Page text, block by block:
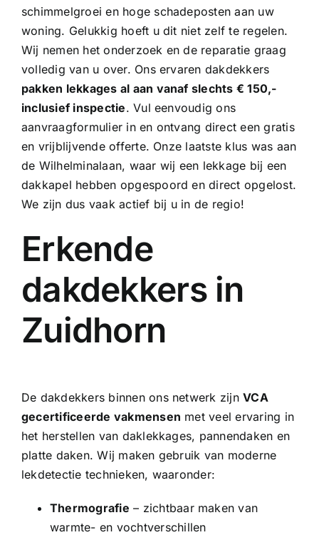
schimmelgroei en hoge schadeposten aan uw
woning. Gelukkig hoeft u dit niet zelf te regelen.
Wij nemen het onderzoek en de reparatie graag
volledig van u over. Ons ervaren dakdekkers
pakken lekkages al aan vanaf slechts € 150,-
inclusief inspectie. Vul eenvoudig ons
aanvraagformulier in en ontvang direct een gratis
en vrijblijvende offerte. Onze laatste klus was aan
de Wilhelminalaan, waar wij een lekkage bij een
dakkapel hebben opgespoord en direct opgelost.
We zijn dus vaak actief bij u in de regio!
Erkende
dakdekkers in
Zuidhorn
De dakdekkers binnen ons netwerk zijnVCA
gecertificeerde vakmensen met veel ervaring in
het herstellen van daklekkages, pannendaken en
platte daken. Wij maken gebruik van moderne
lekdetectie technieken, waaronder:
Thermografie – zichtbaar maken van
warmte- en vochtverschillen